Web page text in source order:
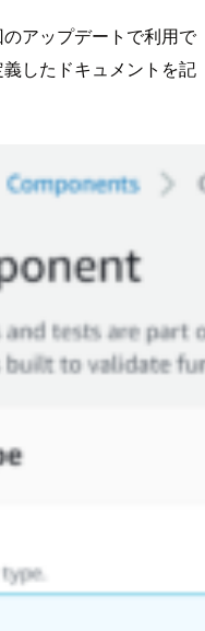
アップデートで利用で
したドキュメントを記